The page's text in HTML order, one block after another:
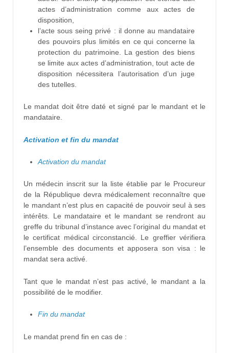
actes d’administration comme aux actes de
disposition,
l’acte sous seing privé : il donne au mandataire
des pouvoirs plus limités en ce qui concerne la
protection du patrimoine. La gestion des biens
se limite aux actes d’administration, tout acte de
disposition nécessitera l’autorisation d’un juge
des tutelles.
Le mandat doit être daté et signé par le mandant et le
mandataire.
Activation et fin du mandat
Activation du mandat
Un médecin inscrit sur la liste établie par le Procureur
de la République devra médicalement reconnaître que
le mandant n’est plus en capacité de pouvoir seul à ses
intérêts. Le mandataire et le mandant se rendront au
greffe du tribunal d’instance avec l’original du mandat et
le certificat médical circonstancié. Le greffier vérifiera
l’ensemble des documents et apposera son visa : le
mandat sera activé.
Tant que le mandat n’est pas activé, le mandant a la
possibilité de le modifier.
Fin du mandat
Le mandat prend fin en cas de :